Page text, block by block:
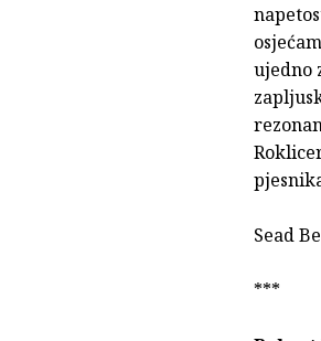
ujedno
Sead
***